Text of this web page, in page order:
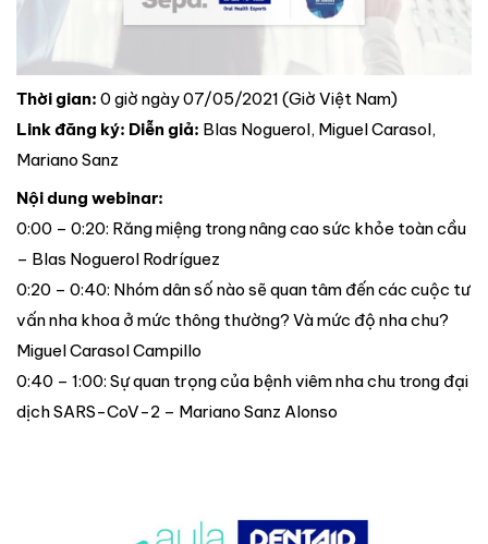
Thời gian: 0 giờ ngày 07/05/2021 (Giờ Việt Nam)
Link đăng ký: Diễn giả: Blas Noguerol, Miguel Carasol,
Mariano Sanz
Nội dung webinar:
0:00 – 0:20: Răng miệng trong nâng cao sức khỏe toàn cầu
– Blas Noguerol Rodríguez
0:20 – 0:40: Nhóm dân số nào sẽ quan tâm đến các cuộc tư
vấn nha khoa ở mức thông thường? Và mức độ nha chu?
Miguel Carasol Campillo
0:40 – 1:00: Sự quan trọng của bệnh viêm nha chu trong đại
dịch SARS-CoV-2 – Mariano Sanz Alonso